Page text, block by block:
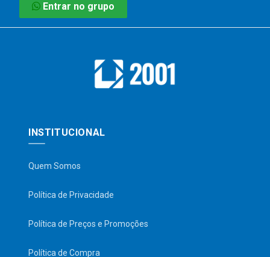
Entrar no grupo
INSTITUCIONAL
Quem Somos
Política de Privacidade
Política de Preços e Promoções
Política de Compra